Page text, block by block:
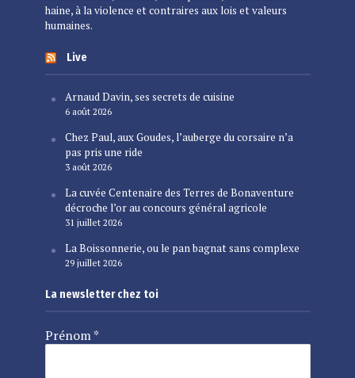
haine, à la violence et contraires aux lois et valeurs
humaines.
Live
Arnaud Davin, ses secrets de cuisine
6 août 2026
Chez Paul, aux Goudes, l’auberge du corsaire n’a
pas pris une ride
3 août 2026
La cuvée Centenaire des Terres de Bonaventure
décroche l’or au concours général agricole
31 juillet 2026
La Boissonnerie, ou le pan bagnat sans complexe
29 juillet 2026
La newsletter chez toi
Prénom*